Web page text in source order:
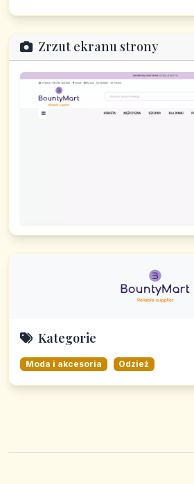
Zrzut ekranu strony
Kategorie
Moda i akcesoria Odzież